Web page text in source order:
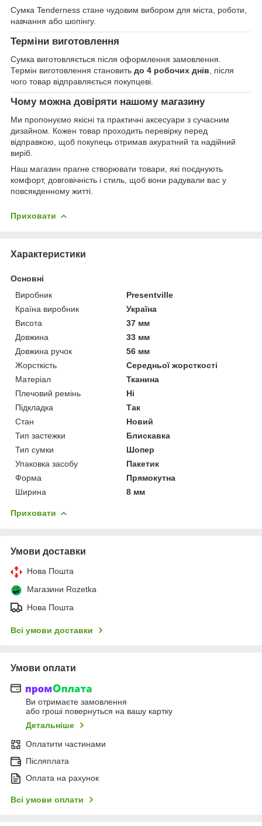
Сумка Tenderness стане чудовим вибором для міста, роботи,
навчання або шопінгу.
Терміни виготовлення
Сумка виготовляється після оформлення замовлення.
Термін виготовлення становить до 4 робочих днів , після
чого товар відправляється покупцеві.
Чому можна довіряти нашому магазину
Ми пропонуємо якісні та практичні аксесуари з сучасним
дизайном. Кожен товар проходить перевірку перед
відправкою, щоб покупець отримав акуратний та надійний
виріб.
Наш магазин прагне створювати товари, які поєднують
комфорт, довговічність і стиль, щоб вони радували вас у
повсякденному житті.
Приховати
Характеристики
Основні
Виробник
Presentville
Країна виробник
Україна
Висота
37 мм
Довжина
33 мм
Довжина ручок
56 мм
Жорсткість
Середньої жорсткості
Матеріал
Тканина
Плечовий ремінь
Ні
Підкладка
Так
Стан
Новий
Тип застежки
Блискавка
Тип сумки
Шопер
Упаковка засобу
Пакетик
Форма
Прямокутна
Ширина
8 мм
Приховати
Умови доставки
Нова Пошта
Магазини Rozetka
Нова Пошта
Всі умови доставки
Умови оплати
Ви отримаєте замовлення
або гроші повернуться на вашу картку
Детальніше
Оплатити частинами
Післяплата
Оплата на рахунок
Всі умови оплати